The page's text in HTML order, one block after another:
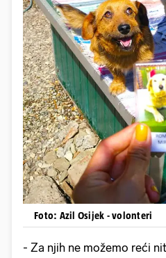
Foto: Azil Osijek - volonteri
- Za njih ne možemo reći